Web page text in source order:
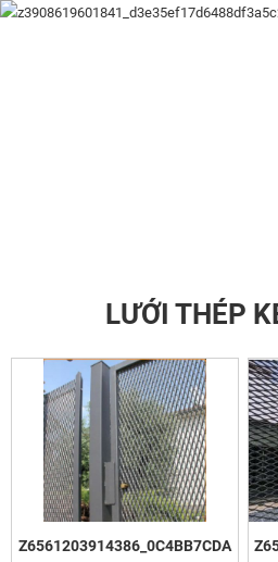
LƯỚI THÉP
Z6561203914386_0C4BB7CDA